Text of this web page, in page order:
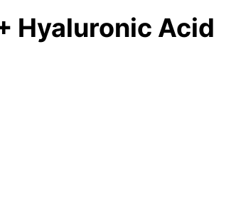
Hyaluronic Acid